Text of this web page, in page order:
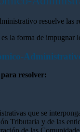
resuelve las
la forma de
resolver:
que se
Tributaria y de las
de las